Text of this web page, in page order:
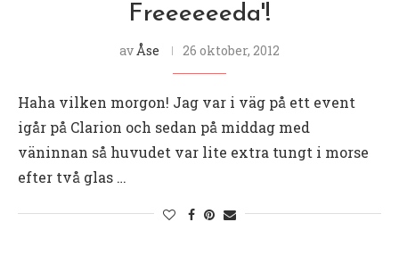
Freeeeeeda'!
av Åse 26 oktober, 2012
Haha vilken morgon! Jag var i väg på ett event
igår på Clarion och sedan på middag med
väninnan så huvudet var lite extra tungt i morse
efter två glas …